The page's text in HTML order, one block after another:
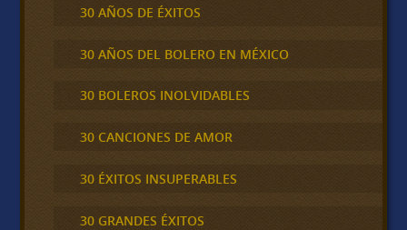
30 AÑOS DE ÉXITOS
30 AÑOS DEL BOLERO EN MÉXICO
30 BOLEROS INOLVIDABLES
30 CANCIONES DE AMOR
30 ÉXITOS INSUPERABLES
30 GRANDES ÉXITOS